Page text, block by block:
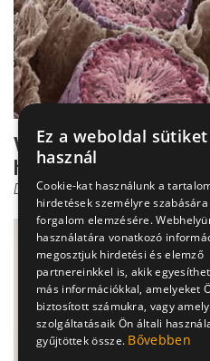
Vérvételtől az
hererákot
Dr. Fischer Gábor
Ez a weboldal sütiket
használ
Cookie-kat használunk a
hirdetések személyre szabására
forgalom elemzésére.
használatára vonatkozó
megosztjuk hirdetési és elemző
partnereinkkel is, akik
más információkkal, amelyeket
biztosított számukra, vagy
szolgáltatásaik Ön általi
gyűjtöttek össze. Bővebben